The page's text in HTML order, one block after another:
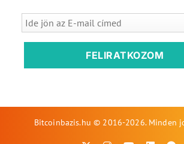
FELIRATKOZOM
Bitcoinbazis.hu © 2016-2026. Minden